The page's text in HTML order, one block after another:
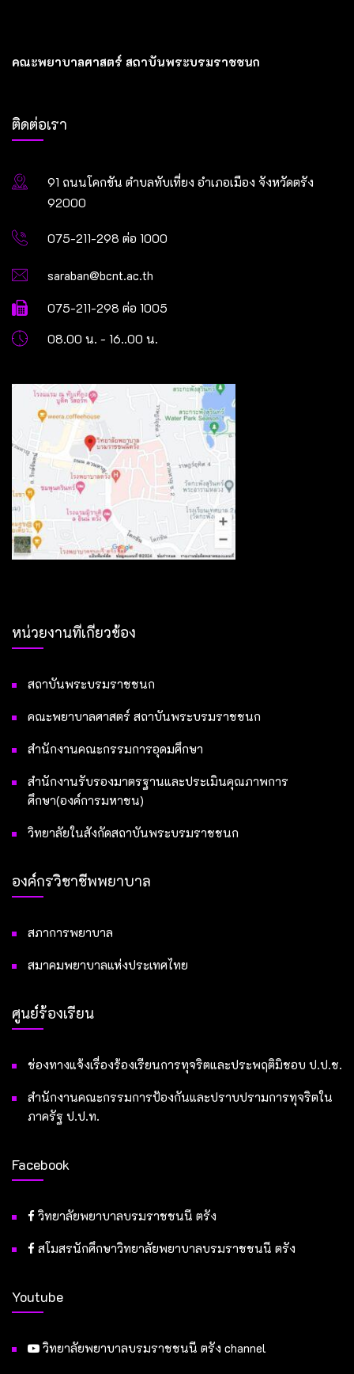
คณะพยาบาลศาสตร์ สถาบันพระบรมราชชนก
ติดต่อเรา
91 ถนนโคกขัน ตำบลทับเที่ยง อำเภอเมือง จังหวัดตรัง
92000
075-211-298 ต่อ 1000
saraban@bcnt.ac.th
075-211-298 ต่อ 1005
08.00 น. - 16..00 น.
หน่วยงานที่เกี่ยวข้อง
สถาบันพระบรมราชชนก
คณะพยาบาลศาสตร์ สถาบันพระบรมราชชนก
สำนักงานคณะกรรมการอุดมศึกษา
สำนักงานรับรองมาตรฐานและประเมินคุณภาพการ
ศึกษา(องค์การมหาชน)
วิทยาลัยในสังกัดสถาบันพระบรมราชชนก
องค์กรวิชาชีพพยาบาล
สภาการพยาบาล
สมาคมพยาบาลแห่งประเทศไทย
ศูนย์ร้องเรียน
ช่องทางแจ้งเรื่องร้องเรียนการทุจริตและประพฤติมิชอบ ป.ป.ช.
สำนักงานคณะกรรมการป้องกันและปราบปรามการทุจริตใน
ภาครัฐ ป.ป.ท.
Facebook
วิทยาลัยพยาบาลบรมราชชนนี ตรัง
สโมสรนักศึกษาวิทยาลัยพยาบาลบรมราชชนนี ตรัง
Youtube
วิทยาลัยพยาบาลบรมราชชนนี ตรัง channel